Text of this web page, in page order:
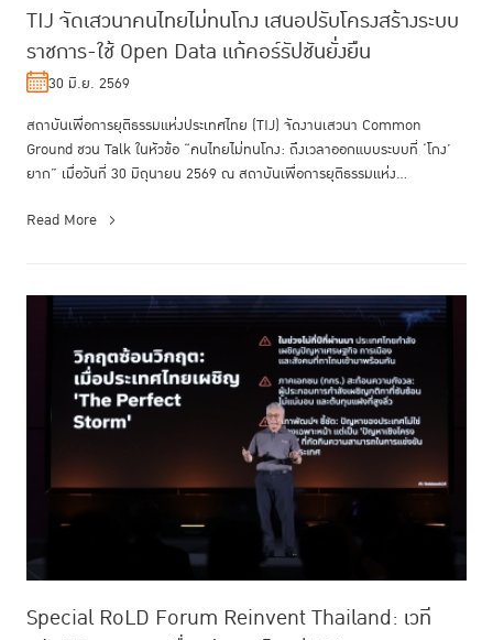
TIJ จัดเสวนาคนไทยไม่ทนโกง เสนอปรับโครงสร้างระบบ
ราชการ-ใช้ Open Data แก้คอร์รัปชันยั่งยืน
30 มิ.ย. 2569
สถาบันเพื่อการยุติธรรมแห่งประเทศไทย (TIJ) จัดงานเสวนา Common
Ground ชวน Talk ในหัวข้อ “คนไทยไม่ทนโกง: ถึงเวลาออกแบบระบบที่ ‘โกง’
ยาก” เมื่อวันที่ 30 มิถุนายน 2569 ณ สถาบันเพื่อการยุติธรรมแห่ง
Read More
Special RoLD Forum Reinvent Thailand: เวที